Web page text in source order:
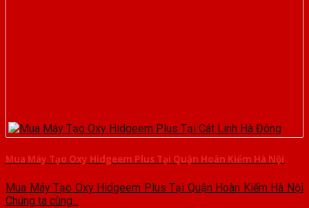
Mua Máy Tạo Oxy Hidgeem Plus Tại Quận Hoàn Kiếm Hà Nội
Mua Máy Tạo Oxy Hidgeem Plus Tại Quận Hoàn Kiếm Hà Nội
Chúng ta cùng...